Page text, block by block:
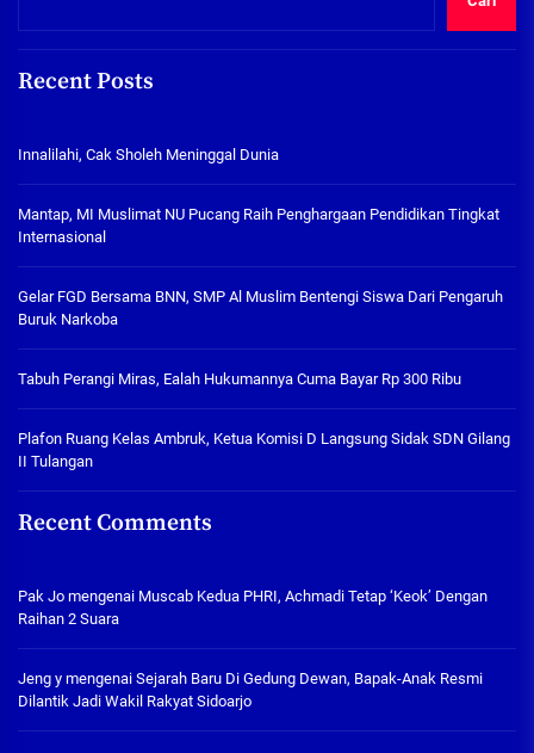
Recent Posts
Innalilahi, Cak Sholeh Meninggal Dunia
Mantap, MI Muslimat NU Pucang Raih Penghargaan Pendidikan Tingkat
Internasional
Gelar FGD Bersama BNN, SMP Al Muslim Bentengi Siswa Dari Pengaruh
Buruk Narkoba
Tabuh Perangi Miras, Ealah Hukumannya Cuma Bayar Rp 300 Ribu
Plafon Ruang Kelas Ambruk, Ketua Komisi D Langsung Sidak SDN Gilang
II Tulangan
Recent Comments
Pak Jo mengenai Muscab Kedua PHRI, Achmadi Tetap ‘Keok’ Dengan
Raihan 2 Suara
Jeng y mengenai Sejarah Baru Di Gedung Dewan, Bapak-Anak Resmi
Dilantik Jadi Wakil Rakyat Sidoarjo